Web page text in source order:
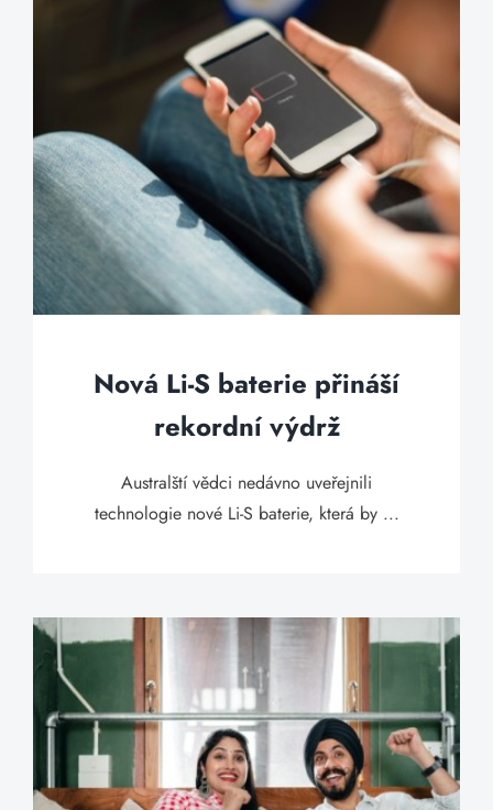
Nová Li-S baterie přináší
rekordní výdrž
Australští vědci nedávno uveřejnili
technologie nové Li-S baterie, která by ...